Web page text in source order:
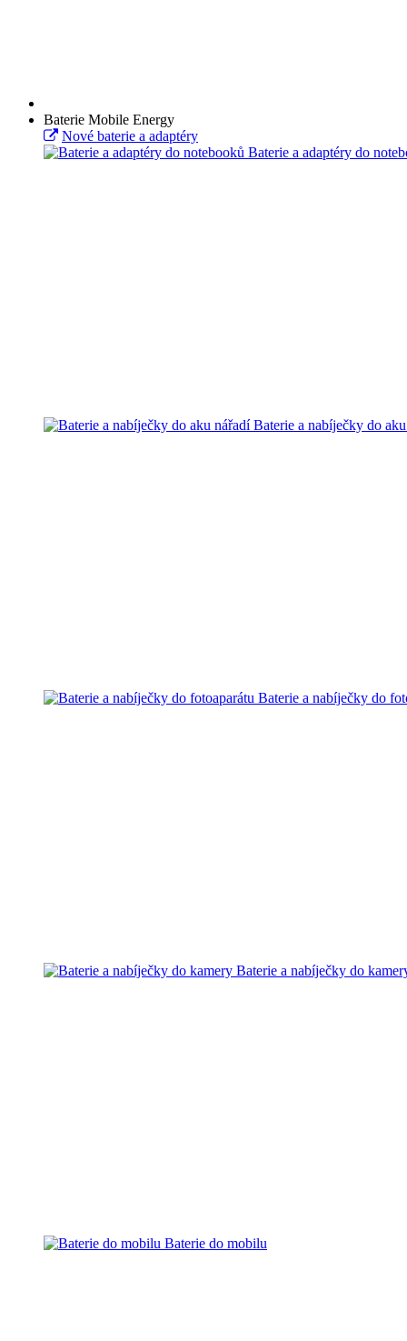
Baterie Mobile Energy
Nové baterie a adaptéry
Baterie a adaptéry do
Baterie a nabíječky do
Baterie a nabíječky do
Baterie a nabíječky do
Baterie do mobilu